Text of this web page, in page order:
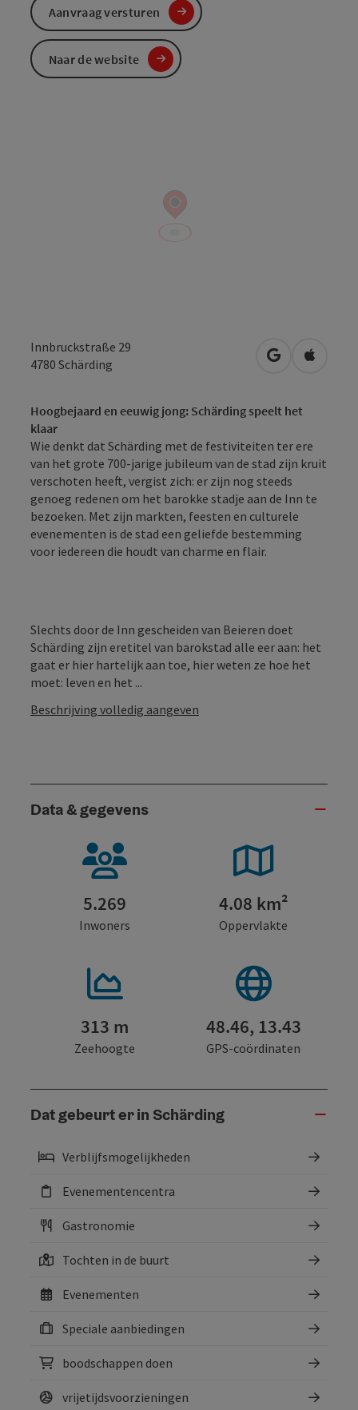
Innbruckstraße 29
4780 Schärding Openen in
Hoogbejaard en eeuwig jong: Schärding speelt het
klaar
Wie denkt dat Schärding met de festiviteiten ter ere
van het grote 700-jarige jubileum van de stad zijn kruit
verschoten heeft, vergist zich: er zijn nog steeds
genoeg redenen om het barokke stadje aan de Inn te
bezoeken. Met zijn markten, feesten en culturele
evenementen is de stad een geliefde bestemming
voor iedereen die houdt van charme en flair.
Slechts door de Inn gescheiden van Beieren doet
Schärding zijn eretitel van barokstad alle eer aan: het
gaat er hier hartelijk aan toe, hier weten ze hoe het
moet: leven en het ...
Beschrijving volledig aangeven
Data & gegevens
5.269
Inwoners
4.08 km²
Oppervlakte
313 m
Zeehoogte
48.46, 13.43
GPS-coördinaten
Dat gebeurt er in Schärding
Verblijfsmogelijkheden
Evenementencentra
Gastronomie
Tochten in de buurt
Evenementen
Speciale aanbiedingen
boodschappen doen
vrijetijdsvoorzieningen
Aanvraag versturen
Naar de website